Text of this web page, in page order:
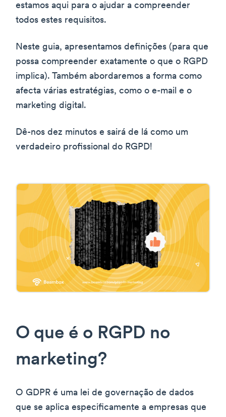
estamos aqui para o ajudar a compreender
todos estes requisitos.
Neste guia, apresentamos definições (para que
possa compreender exatamente o que o RGPD
implica). Também abordaremos a forma como
afecta várias estratégias, como o e-mail e o
marketing digital.
Dê-nos dez minutos e sairá de lá como um
verdadeiro profissional do RGPD!
O que é o RGPD no
marketing?
O GDPR é uma lei de governação de dados
que se aplica especificamente a empresas que